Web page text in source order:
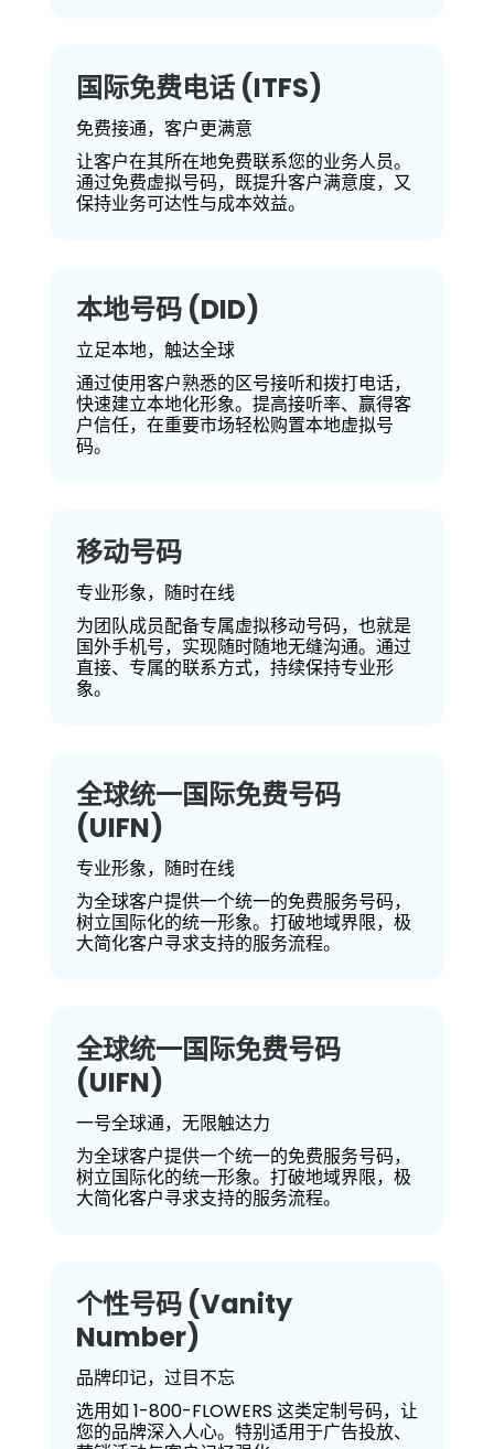
国际免费电话 (ITFS)
免费接通，客户更满意
让客户在其所在地免费联系您的业务人员。
通过免费虚拟号码，既提升客户满意度，又
保持业务可达性与成本效益。
本地号码 (DID)
立足本地，触达全球
通过使用客户熟悉的区号接听和拨打电话，
快速建立本地化形象。提高接听率、赢得客
户信任，在重要市场轻松购置本地虚拟号
码。
移动号码
专业形象，随时在线
为团队成员配备专属虚拟移动号码，也就是
国外手机号，实现随时随地无缝沟通。通过
直接、专属的联系方式，持续保持专业形
象。
全球统一国际免费号码
(UIFN)
专业形象，随时在线
为全球客户提供一个统一的免费服务号码，
树立国际化的统一形象。打破地域界限，极
大简化客户寻求支持的服务流程。
全球统一国际免费号码
(UIFN)
一号全球通，无限触达力
为全球客户提供一个统一的免费服务号码，
树立国际化的统一形象。打破地域界限，极
大简化客户寻求支持的服务流程。
个性号码 (Vanity
Number)
品牌印记，过目不忘
选用如 1-800-FLOWERS 这类定制号码，让
您的品牌深入人心。特别适用于广告投放、